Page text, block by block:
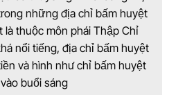
những địa chỉ bấm huyệt
là thuộc môn phái Thập Chỉ
nổi tiếng, địa chỉ bấm huyệt
và hình như chỉ bấm huyệt
buổi sáng